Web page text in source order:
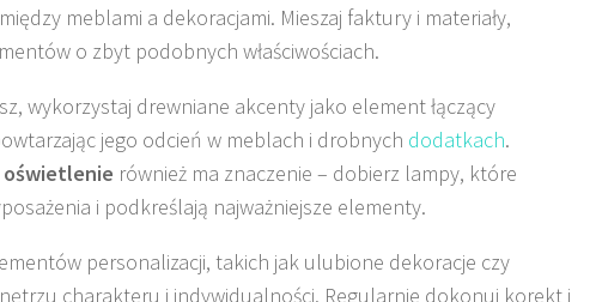
meblami a dekoracjami. Mieszaj faktury i materiały,
o zbyt podobnych właściwościach.
wykorzystaj drewniane akcenty jako element łączący
jego odcień w meblach i drobnych dodatkach.
oświetlenie również ma znaczenie – dobierz lampy, które
i podkreślają najważniejsze elementy.
personalizacji, takich jak ulubione dekoracje czy
charakteru i indywidualności. Regularnie dokonuj korekt i